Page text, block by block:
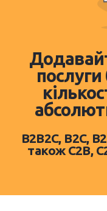
B2B2C, B2C,
також C2B,